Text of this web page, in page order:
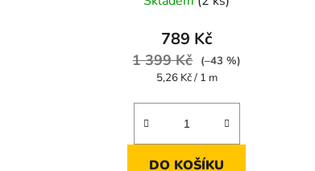
789 Kč
1 399 Kč (–43 %)
Měrná
5,26 Kč / 1 m
DO KOŠÍKU